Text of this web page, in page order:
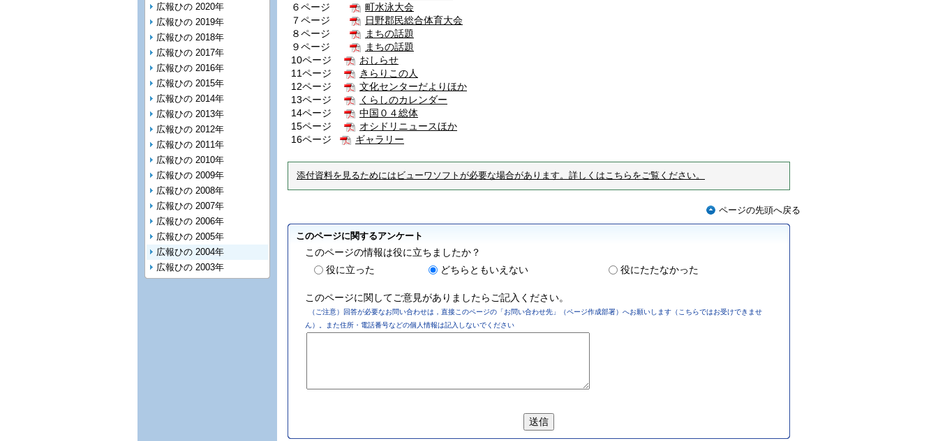
広報ひの 2020年
広報ひの 2019年
広報ひの 2018年
広報ひの 2017年
広報ひの 2016年
広報ひの 2015年
広報ひの 2014年
広報ひの 2013年
広報ひの 2012年
広報ひの 2011年
広報ひの 2010年
広報ひの 2009年
広報ひの 2008年
広報ひの 2007年
広報ひの 2006年
広報ひの 2005年
広報ひの 2004年
広報ひの 2003年
６ページ
町水泳大会
７ページ
日野郡民総合体育大会
８ページ
まちの話題
９ページ
まちの話題
10ページ
おしらせ
11ページ
きらりこの人
12ページ
文化センターだよりほか
13ページ
くらしのカレンダー
14ページ
中国０４総体
15ページ
オシドリニュースほか
16ページ
ギャラリー
添付資料を見るためにはビューワソフトが必要な場合があります。詳しくはこちらをご覧ください。
ページの先頭へ戻る
このページに関するアンケート
このページの情報は役に立ちましたか？
役に立った
どちらともいえない 役にたたなかった
このページに関してご意見がありましたらご記入ください。
（ご注意）回答が必要なお問い合わせは，直接このページの「お問い合わせ先」（ページ作成部署）へお願いします（こちらではお受けできませ
ん）。また住所・電話番号などの個人情報は記入しないでください